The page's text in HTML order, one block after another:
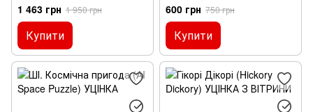
1 463 грн 1 950 грн
Купити
600 грн 750 грн
Купити